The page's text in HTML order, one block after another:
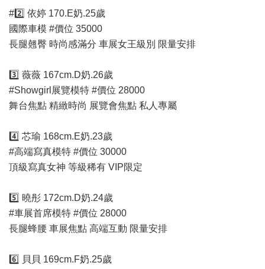
#2️⃣ 依婷 170.E奶.25歲
國際車模 #價位 35000
長腿翹臀 時尚感滿分 車展女王級別 限量安排
3️⃣ 薇薇 167cm.D奶.26歲
#Showgirl展覽模特 #價位 28000
舞台焦點 精緻時尚 展覽會焦點 私人專屬
4️⃣ 芯瑜 168cm.E奶.23歲
#高端寫真模特 #價位 30000
頂級寫真女神 等級稀有 VIP限定
5️⃣ 曉彤 172cm.D奶.24歲
#車展首席模特 #價位 28000
長腿蜂腰 車展焦點 高端互動 限量安排
6️⃣ 貝貝 169cm.F奶.25歲